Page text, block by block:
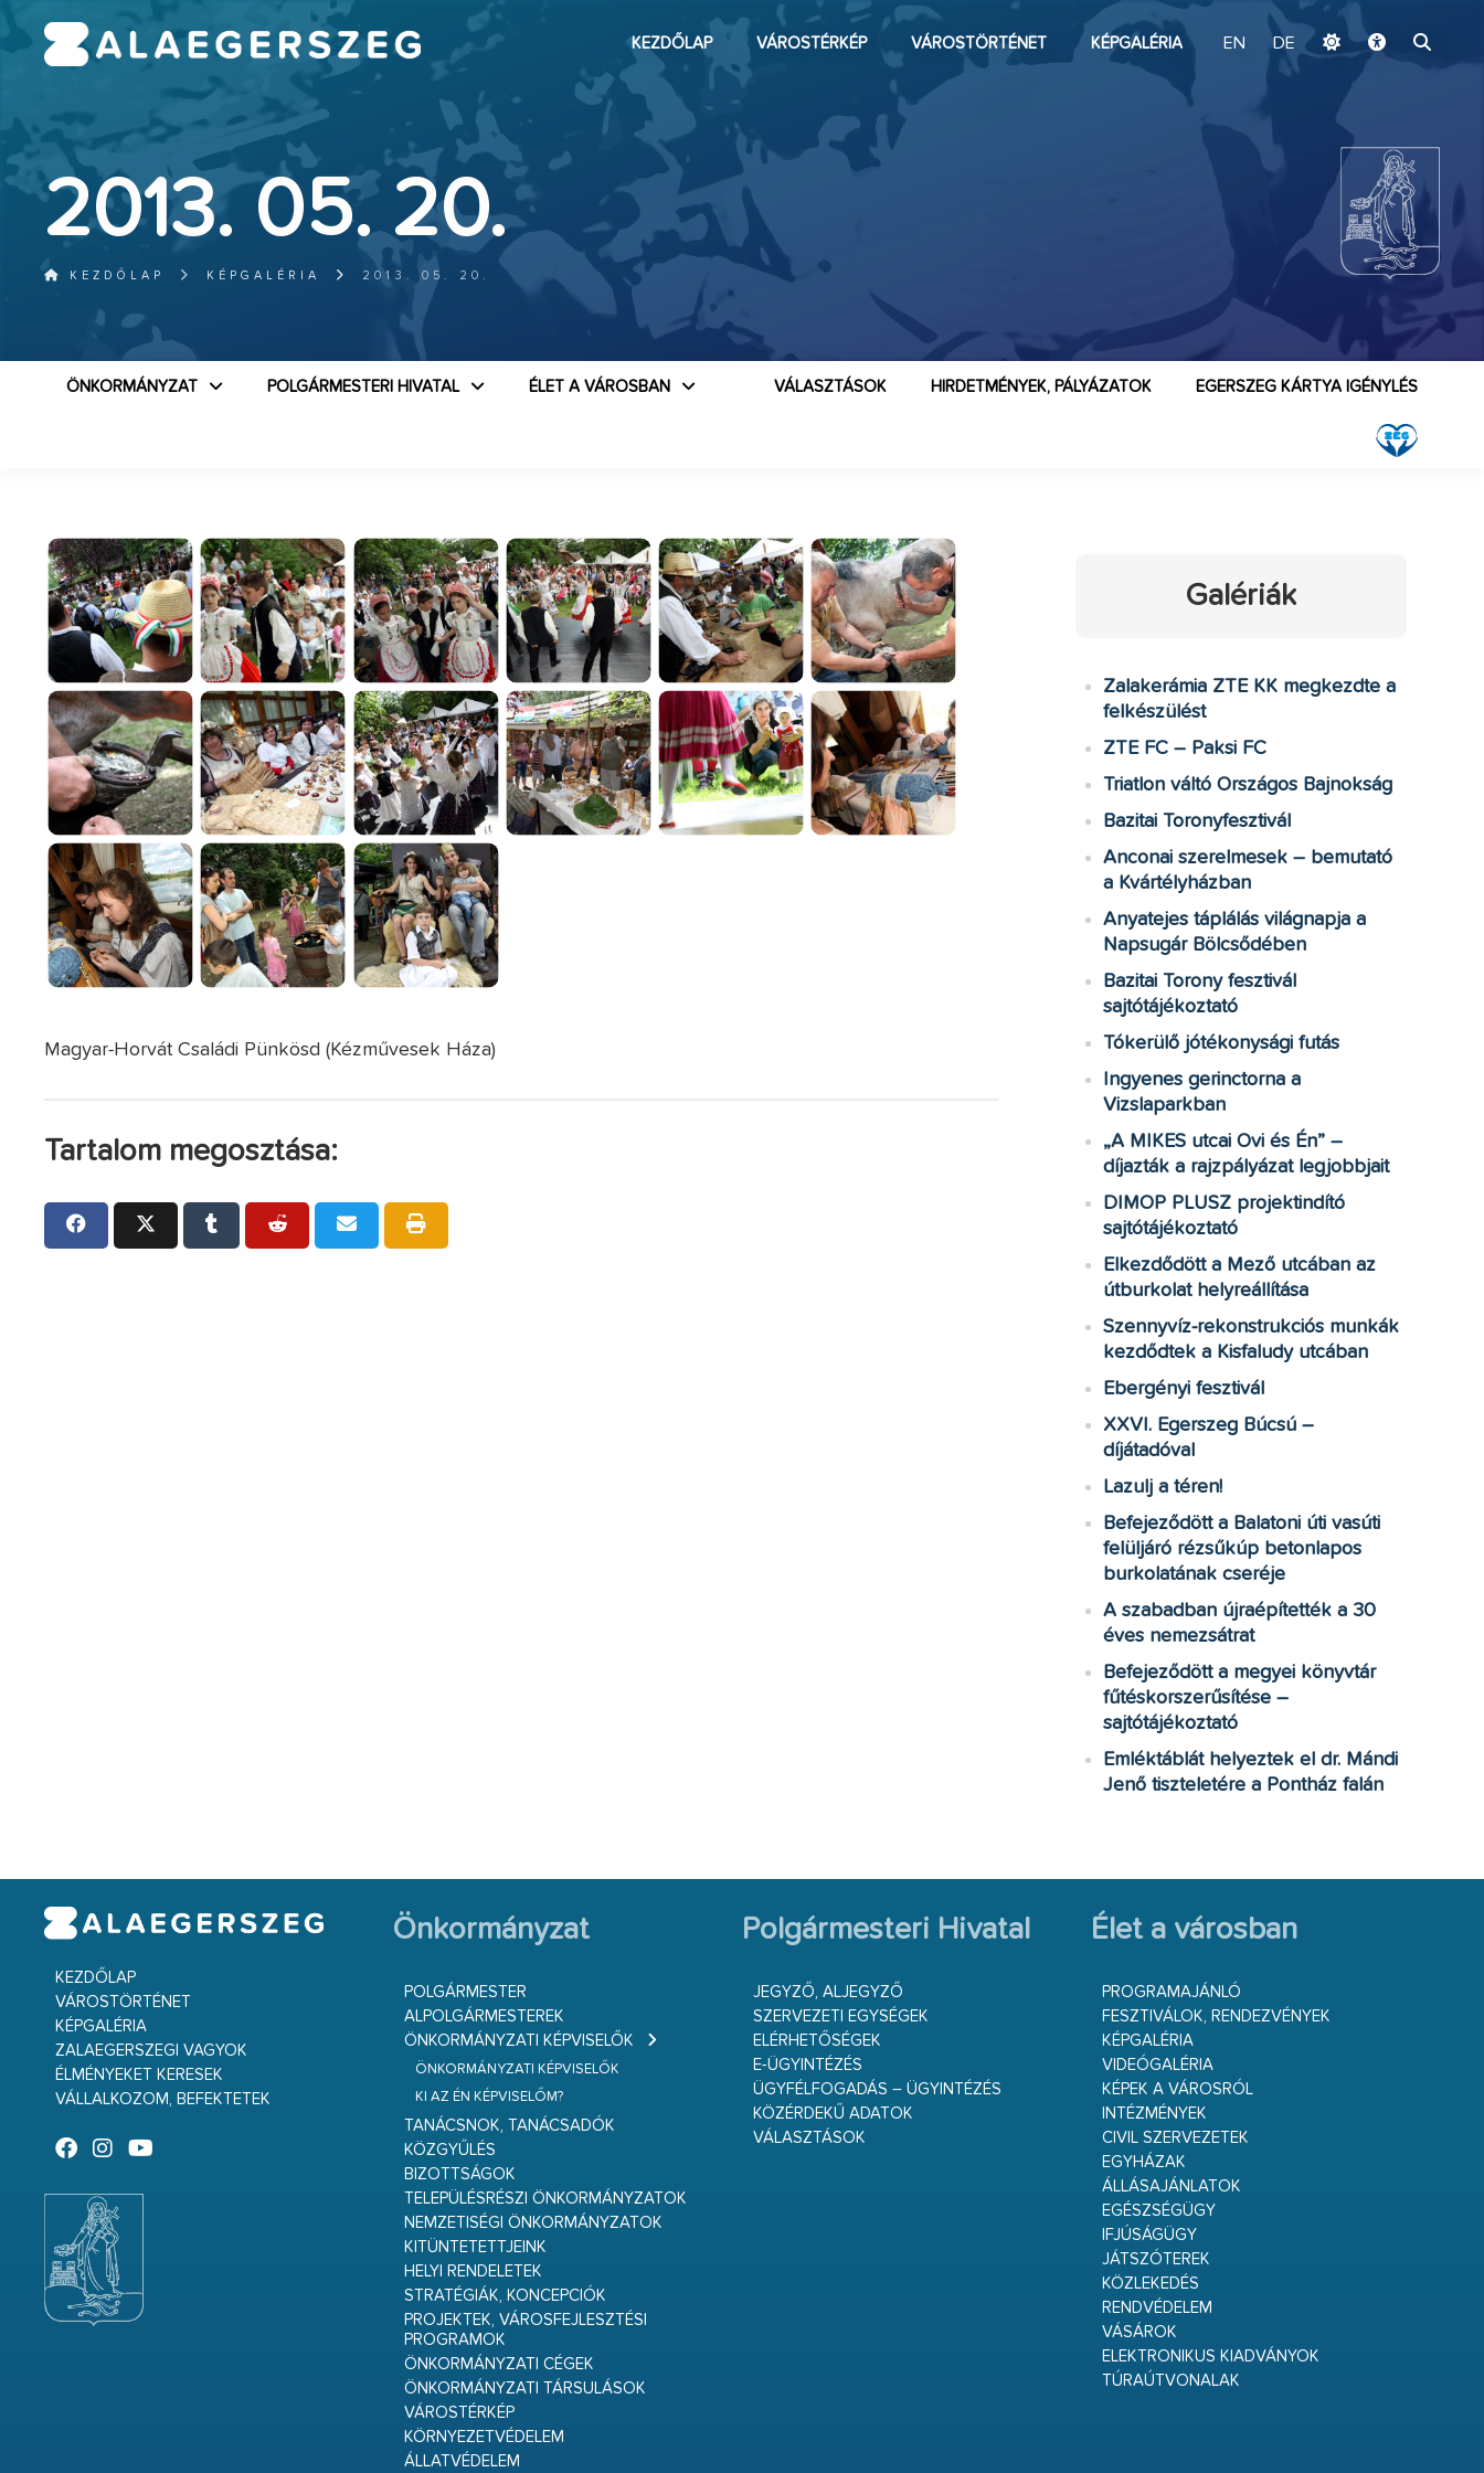
KEZDŐLAP VÁROSTÉRKÉP VÁROSTÖRTÉNET KÉPGALÉRIA EN DE
2013. 05. 20.
KEZDŐLAP KÉPGALÉRIA 2013. 05. 20.
ÖNKORMÁNYZAT POLGÁRMESTERI HIVATAL ÉLET A VÁROSBAN EGERSZEG KÁRTYA IGÉNYLÉS
HIRDETMÉNYEK, PÁLYÁZATOK
VÁLASZTÁSOK
Magyar-Horvát Családi Pünkösd (Kézművesek Háza)
Tartalom megosztása:
Galériák
Zalakerámia ZTE KK megkezdte a
felkészülést
ZTE FC – Paksi FC
Triatlon váltó Országos Bajnokság
Bazitai Toronyfesztivál
Anconai szerelmesek – bemutató
a Kvártélyházban
Anyatejes táplálás világnapja a
Napsugár Bölcsődében
Bazitai Torony fesztivál
sajtótájékoztató
Tókerülő jótékonysági futás
Ingyenes gerinctorna a
Vizslaparkban
„A MIKES utcai Ovi és Én” –
díjazták a rajzpályázat legjobbjait
DIMOP PLUSZ projektindító
sajtótájékoztató
Elkezdődött a Mező utcában az
útburkolat helyreállítása
Szennyvíz-rekonstrukciós munkák
kezdődtek a Kisfaludy utcában
Ebergényi fesztivál
XXVI. Egerszeg Búcsú –
díjátadóval
Lazulj a téren!
Befejeződött a Balatoni úti vasúti
felüljáró rézsűkúp betonlapos
burkolatának cseréje
A szabadban újraépítették a 30
éves nemezsátrat
Befejeződött a megyei könyvtár
fűtéskorszerűsítése –
sajtótájékoztató
Emléktáblát helyeztek el dr. Mándi
Jenő tiszteletére a Pontház falán
KEZDŐLAP
VÁROSTÖRTÉNET
KÉPGALÉRIA
ZALAEGERSZEGI VAGYOK
ÉLMÉNYEKET KERESEK
VÁLLALKOZOM, BEFEKTETEK
Önkormányzat
POLGÁRMESTER
ALPOLGÁRMESTEREK
ÖNKORMÁNYZATI KÉPVISELŐK
ÖNKORMÁNYZATI KÉPVISELŐK
KI AZ ÉN KÉPVISELŐM?
TANÁCSNOK, TANÁCSADÓK
KÖZGYŰLÉS
BIZOTTSÁGOK
TELEPÜLÉSRÉSZI ÖNKORMÁNYZATOK
NEMZETISÉGI ÖNKORMÁNYZATOK
KITÜNTETETTJEINK
HELYI RENDELETEK
STRATÉGIÁK, KONCEPCIÓK
PROJEKTEK, VÁROSFEJLESZTÉSI
PROGRAMOK
ÖNKORMÁNYZATI CÉGEK
ÖNKORMÁNYZATI TÁRSULÁSOK
VÁROSTÉRKÉP
KÖRNYEZETVÉDELEM
ÁLLATVÉDELEM
Polgármesteri Hivatal
JEGYZŐ, ALJEGYZŐ
SZERVEZETI EGYSÉGEK
ELÉRHETŐSÉGEK
E-ÜGYINTÉZÉS
ÜGYFÉLFOGADÁS – ÜGYINTÉZÉS
KÖZÉRDEKŰ ADATOK
VÁLASZTÁSOK
Élet a városban
PROGRAMAJÁNLÓ
FESZTIVÁLOK, RENDEZVÉNYEK
KÉPGALÉRIA
VIDEÓGALÉRIA
KÉPEK A VÁROSRÓL
INTÉZMÉNYEK
CIVIL SZERVEZETEK
EGYHÁZAK
ÁLLÁSAJÁNLATOK
EGÉSZSÉGÜGY
IFJÚSÁGÜGY
JÁTSZÓTEREK
KÖZLEKEDÉS
RENDVÉDELEM
VÁSÁROK
ELEKTRONIKUS KIADVÁNYOK
TÚRAÚTVONALAK